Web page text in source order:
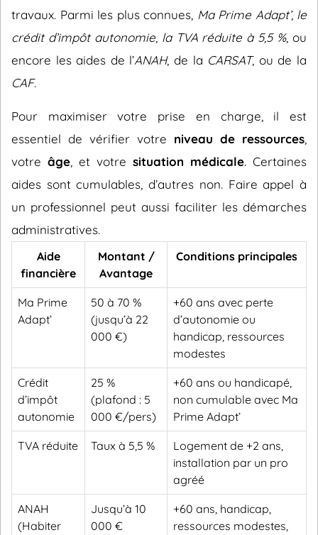
travaux. Parmi les plus connues, Ma Prime Adapt’, le
crédit d’impôt autonomie, la TVA réduite à 5,5 %, ou
encore les aides de l’ANAH, de la CARSAT, ou de la
CAF.
Pour maximiser votre prise en charge, il est
essentiel de vérifier votre niveau de ressources
votre âge , et votre situation médicale. Certaines
aides sont cumulables, d’autres non. Faire appel à
un professionnel peut aussi faciliter les démarches
administratives.
Aide
financière
Montant /
Avantage
Conditions principales
Ma Prime
Adapt’
50 à 70 %
(jusqu’à 22
000 €)
+60 ans avec perte
d’autonomie ou
handicap, ressources
modestes
Crédit
d’impôt
autonomie
25 %
(plafond : 5
000 €/pers)
+60 ans ou handicapé,
non cumulable avec Ma
Prime Adapt’
TVA réduite Taux à 5,5 %
Logement de +2 ans,
installation par un pro
agréé
ANAH
(Habiter
Jusqu’à 10
000 €
+60 ans, handicap,
ressources modestes,